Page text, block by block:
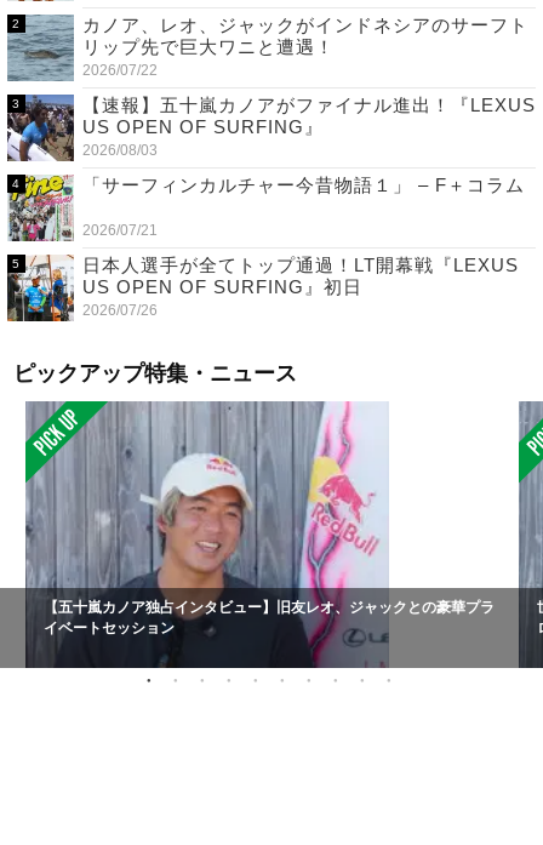
カノア、レオ、ジャックがインドネシアのサーフト
リップ先で巨大ワニと遭遇！
2026/07/22
【速報】五十嵐カノアがファイナル進出！『LEXUS
US OPEN OF SURFING』
2026/08/03
「サーフィンカルチャー今昔物語１」 – F＋コラム
2026/07/21
日本人選手が全てトップ通過！LT開幕戦『LEXUS
US OPEN OF SURFING』初日
2026/07/26
ピックアップ特集・ニュース
【五十嵐カノア独占インタビュー】旧友レオ、ジャックとの豪華プラ
イベートセッション